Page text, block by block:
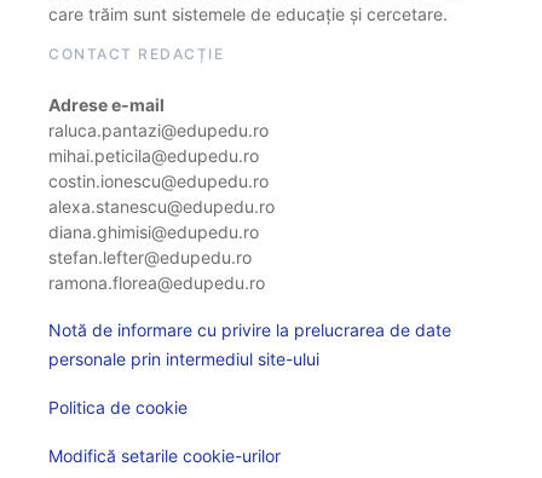
care trăim sunt sistemele de educație și cercetare.
CONTACT REDACȚIE
Adrese e-mail
raluca.pantazi@edupedu.ro
mihai.peticila@edupedu.ro
costin.ionescu@edupedu.ro
alexa.stanescu@edupedu.ro
diana.ghimisi@edupedu.ro
stefan.lefter@edupedu.ro
ramona.florea@edupedu.ro
Notă de informare cu privire la prelucrarea de date
personale prin intermediul site-ului
Politica de cookie
Modifică setarile cookie-urilor